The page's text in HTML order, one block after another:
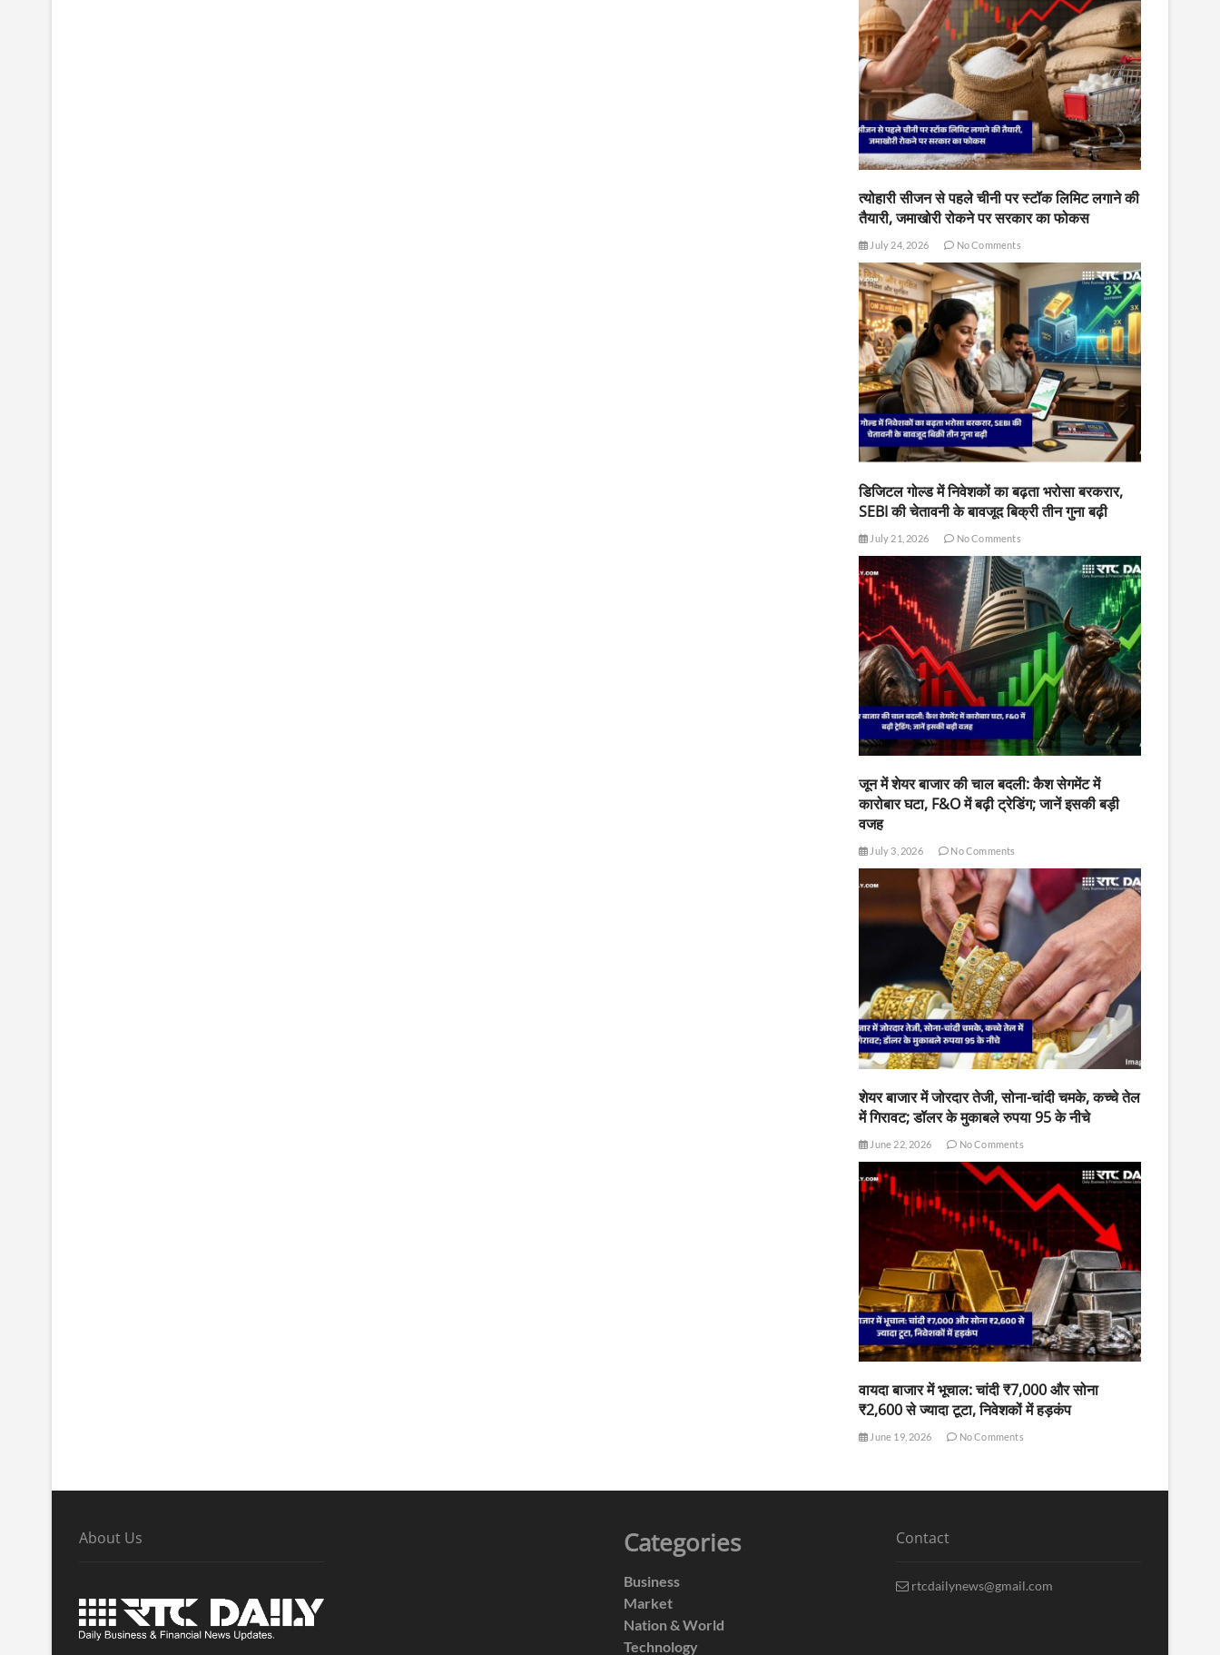
त्योहारी सीजन से पहले चीनी पर स्टॉक लिमिट लगाने की
तैयारी, जमाखोरी रोकने पर सरकार का फोकस
July 24, 2026 No Comments
डिजिटल गोल्ड में निवेशकों का बढ़ता भरोसा बरकरार,
SEBI की चेतावनी के बावजूद बिक्री तीन गुना बढ़ी
July 21, 2026 No Comments
जून में शेयर बाजार की चाल बदली: कैश सेगमेंट में
कारोबार घटा, F&O में बढ़ी ट्रेडिंग; जानें इसकी बड़ी
वजह
July 3, 2026 No Comments
शेयर बाजार में जोरदार तेजी, सोना-चांदी चमके, कच्चे तेल
में गिरावट; डॉलर के मुकाबले रुपया 95 के नीचे
June 22, 2026 No Comments
वायदा बाजार में भूचाल: चांदी ₹7,000 और सोना
₹2,600 से ज्यादा टूटा, निवेशकों में हड़कंप
June 19, 2026 No Comments
About Us Categories
Business
Market
Nation & World
Technology
Contact
rtcdailynews@gmail.com